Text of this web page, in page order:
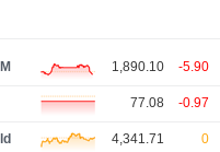
1,890.10 -5.90
77.08 -0.97
4,341.71 0
Thuật ngữ